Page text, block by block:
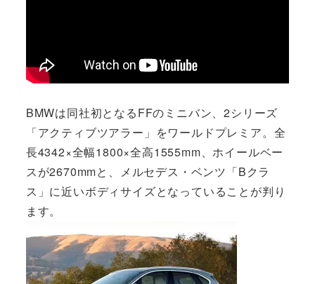
BMWは同社初となるFFのミニバン、2シリーズ
「アクティブツアラー」をワールドプレミア。全
長4342×全幅1800×全高1555mm、ホイールベー
スが2670mmと、メルセデス・ベンツ「Bクラ
ス」に近いボディサイズとなっていることが判り
ます。